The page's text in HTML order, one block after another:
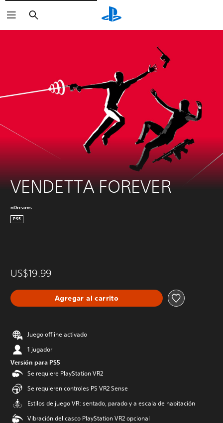
Buscar
VENDETTA FOREVER
nDreams
PS5
US$19.99
Agregar al carrito
Juego offline activado
1 jugador
Versión para PS5
Se requiere PlayStation VR2
Se requieren controles PS VR2 Sense
Estilos de juego VR: sentado, parado y a escala de habitación
Vibración del casco PlayStation VR2 opcional